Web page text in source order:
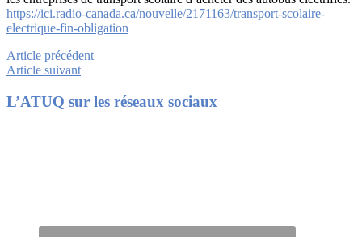
https://ici.radio-canada.ca/nouvelle/2171163/transport-scolaire-
electrique-fin-obligation
Article précédent
Article suivant
Footer
L’ATUQ sur les réseaux sociaux